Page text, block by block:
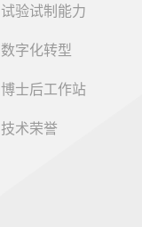
试验试制能力
数字化转型
博士后工作站
技术荣誉